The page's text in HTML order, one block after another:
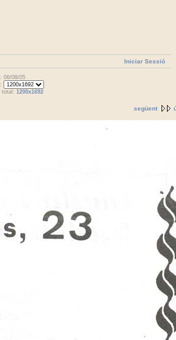
Iniciar Sessió
06/08/05
total: 1200x1692
següent